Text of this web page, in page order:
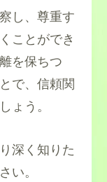
し、尊重す
ことができ
を保ちつ
で、信頼関
ょう。
深く知りた
い。